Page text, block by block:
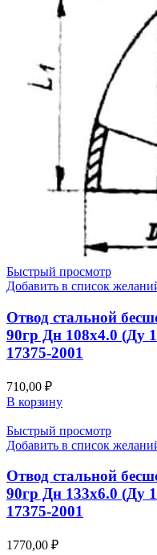
Быстрый просмотр
Добавить в список
Отвод стальной
90гр Дн 108х4.0 (Ду
17375-2001
710,00 ₽
В корзину
Быстрый просмотр
Добавить в список
Отвод стальной
90гр Дн 133х6.0 (Ду
17375-2001
1770,00 ₽